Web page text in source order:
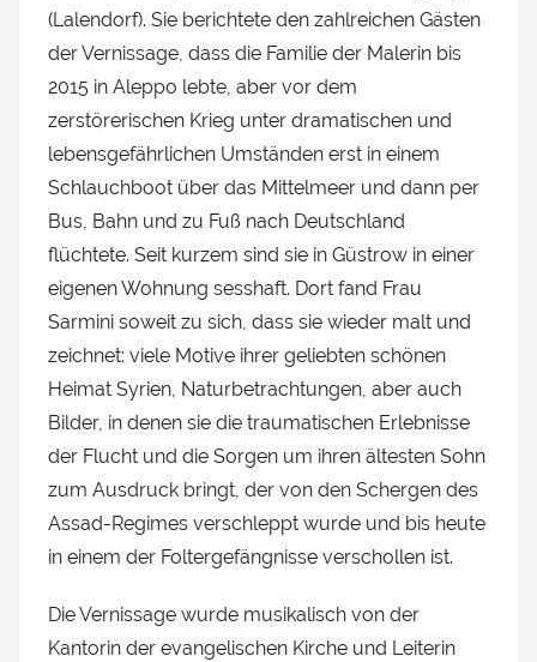
(Lalendorf). Sie berichtete den zahlreichen Gästen
der Vernissage, dass die Familie der Malerin bis
2015 in Aleppo lebte, aber vor dem
zerstörerischen Krieg unter dramatischen und
lebensgefährlichen Umständen erst in einem
Schlauchboot über das Mittelmeer und dann per
Bus, Bahn und zu Fuß nach Deutschland
flüchtete. Seit kurzem sind sie in Güstrow in einer
eigenen Wohnung sesshaft. Dort fand Frau
Sarmini soweit zu sich, dass sie wieder malt und
zeichnet: viele Motive ihrer geliebten schönen
Heimat Syrien, Naturbetrachtungen, aber auch
Bilder, in denen sie die traumatischen Erlebnisse
der Flucht und die Sorgen um ihren ältesten Sohn
zum Ausdruck bringt, der von den Schergen des
Assad-Regimes verschleppt wurde und bis heute
in einem der Foltergefängnisse verschollen ist.
Die Vernissage wurde musikalisch von der
Kantorin der evangelischen Kirche und Leiterin